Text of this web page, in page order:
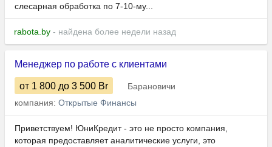
слесарная обработка по 7-10-му...
rabota.by - найдена более недели назад
Менеджер по работе с клиентами
от 1 800 до 3 500 Br
Барановичи
компания: Открытые Финансы
Приветствуем! ЮниКредит - это не просто компания,
которая предоставляет аналитические услуги, это